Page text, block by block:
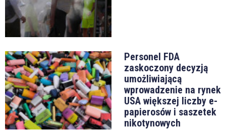
Personel FDA
zaskoczony decyzją
umożliwiającą
wprowadzenie na rynek
USA większej liczby e-
papierosów i saszetek
nikotynowych